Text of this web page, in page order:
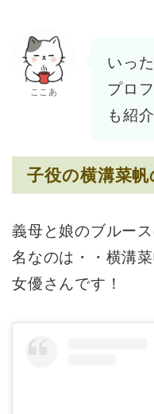
ここあ
いっ
プロ
も紹
子役の横溝菜
義母と娘のブルー
名なのは・・横溝
女優さんです！